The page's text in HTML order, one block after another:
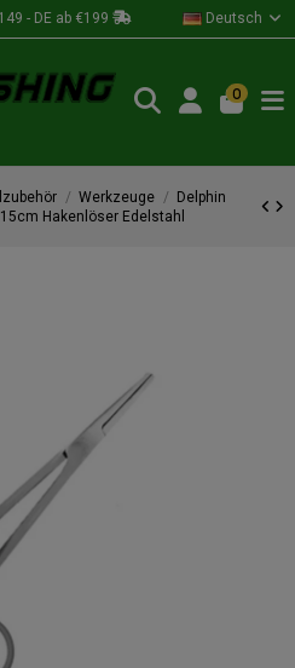
- DE ab €199 Deutsch
0
Werkzeuge
Delphin
Hakenlöser Edelstahl